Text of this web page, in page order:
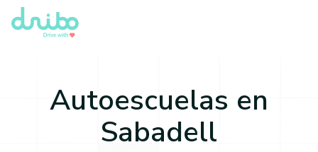
Autoescuelas en
Sabadell